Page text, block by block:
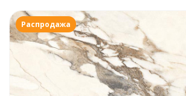
Распродажа